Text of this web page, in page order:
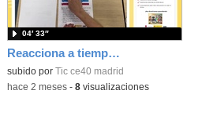
Reacciona a tiempo: programación y reflejos con Micro:bit
subido por Tic ce40 madrid
04′ 33″
-hace 2 meses- 8visualizaciones